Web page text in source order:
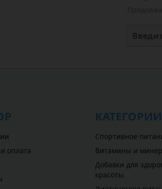
оплата
КАТЕГОРИИ
Спортивное
Витамины и
Добавки для
красоты